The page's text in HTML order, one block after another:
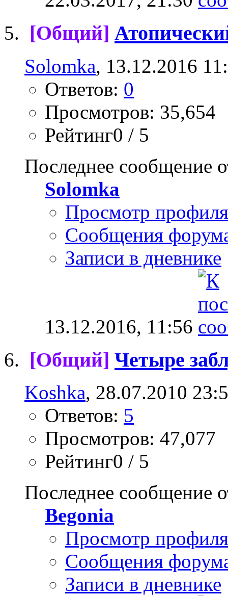
[Общий]
Solomka, 13.12.2016
Ответов: 0
Просмотров: 35,654
Рейтинг0 / 5
Последнее сообщение
Solomka
Просмотр профиля
Сообщения
Записи в дневнике
13.12.2016, 11:56
[Общий] Четыре
Koshka, 28.07.2010
Ответов: 5
Просмотров: 47,077
Рейтинг0 / 5
Последнее сообщение
Begonia
Просмотр профиля
Сообщения
Записи в дневнике